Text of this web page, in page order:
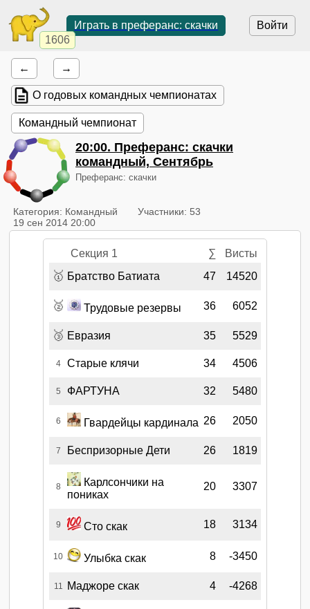
1606
Войти
Играть в преферанс: скачки
← →
О годовых командных чемпионатах
Командный чемпионат
20:00. Преферанс: скачки
командный, Сентябрь
Преферанс: скачки
Категория: Командный
Участники: 53
19 сен 2014 20:00
Секция 1 ∑ Висты
🥇 Братство Батиата 47 14520
🥈 Трудовые резервы 36 6052
🥉 Евразия 35 5529
4 Старые клячи 34 4506
5 ФАРТУНА 32 5480
6 Гвардейцы кардинала 26 2050
7 Беспризорные Дети 26 1819
8
Карлсончики на
пониках
20 3307
9 Сто скак 18 3134
10 Улыбка скак 8 -3450
11 Маджоре скак 4 -4268